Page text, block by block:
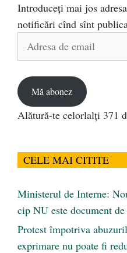
Introduceți mai jos
notificări cînd sînt
Adresa
Mă abonez
Alătură-te celorlalți 371
CELE MAI CITITE
Ministerul de Interne:
cip NU este document
Protest împotriva
exprimare nu poate fi